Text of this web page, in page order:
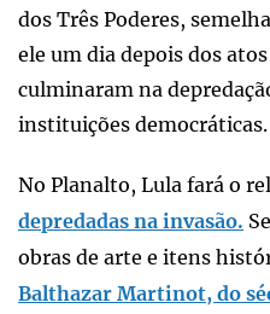
dos Três Poderes,
ele um dia depois dos
culminaram na
instituições democráticas.
No Planalto, Lula fará o
depredadas na invasão.
obras de arte e itens
Balthazar Martinot, do